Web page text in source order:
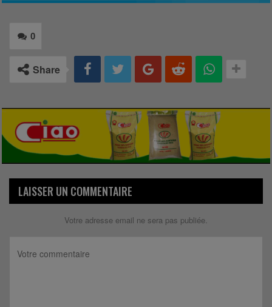
0
Share
LAISSER UN COMMENTAIRE
Votre adresse email ne sera pas publiée.